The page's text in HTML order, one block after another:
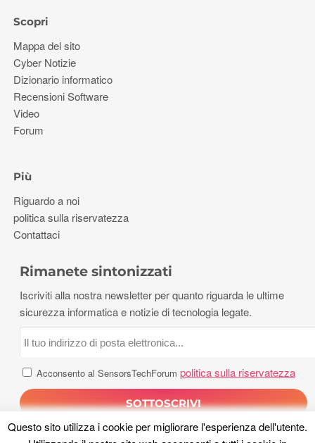
Questo sito utilizza i cookie per migliorare l'esperienza dell'utente.
Scopri
Mappa del sito
Cyber ​​Notizie
Dizionario informatico
Recensioni Software
Video
Forum
Più
Riguardo a noi
politica sulla riservatezza
Contattaci
Rimanete sintonizzati
Iscriviti alla nostra newsletter per quanto riguarda le ultime
sicurezza informatica e notizie di tecnologia legate.
Acconsento al SensorsTechForum politica sulla riservatezza